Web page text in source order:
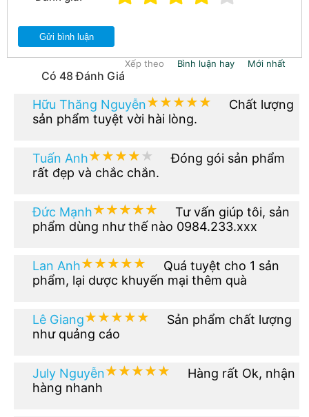
Gửi bình luận
Có 48 Đánh Giá
Xếp theo Bình luận hay Mới nhất
Hữu Thăng Nguyễn★★★★★
★★★★★
Chất lượng
sản phẩm tuyệt vời hài lòng.
Tuấn Anh★★★★★
★★★★★
Đóng gói sản phẩm
rất đẹp và chắc chắn.
Đức Mạnh★★★★★
★★★★★
Tư vấn giúp tôi, sản
phẩm dùng như thế nào 0984.233.xxx
Lan Anh★★★★★
★★★★★
Quá tuyệt cho 1 sản
phẩm, lại dược khuyến mại thêm quà
Lê Giang★★★★★
★★★★★
Sản phẩm chất lượng
như quảng cáo
July Nguyễn★★★★★
★★★★★
Hàng rất Ok, nhận
hàng nhanh